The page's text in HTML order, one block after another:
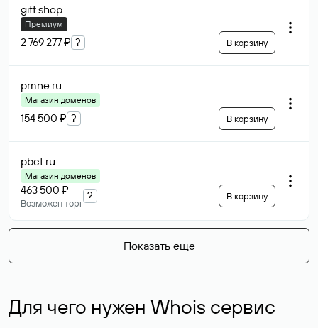
gift.shop
Премиум
2 769 277 ₽ ? В корзину
pmne.ru
Магазин доменов
154 500 ₽ ? В корзину
pbct.ru
Магазин доменов
463 500 ₽
Возможен торг
? В корзину
Показать еще
Для чего нужен Whois сервис